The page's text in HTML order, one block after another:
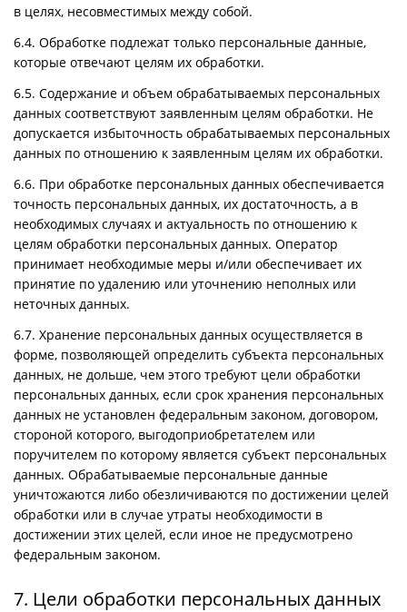
в целях, несовместимых между собой.
6.4. Обработке подлежат только персональные данные,
которые отвечают целям их обработки.
6.5. Содержание и объем обрабатываемых персональных
данных соответствуют заявленным целям обработки. Не
допускается избыточность обрабатываемых персональных
данных по отношению к заявленным целям их обработки.
6.6. При обработке персональных данных обеспечивается
точность персональных данных, их достаточность, а в
необходимых случаях и актуальность по отношению к
целям обработки персональных данных. Оператор
принимает необходимые меры и/или обеспечивает их
принятие по удалению или уточнению неполных или
неточных данных.
6.7. Хранение персональных данных осуществляется в
форме, позволяющей определить субъекта персональных
данных, не дольше, чем этого требуют цели обработки
персональных данных, если срок хранения персональных
данных не установлен федеральным законом, договором,
стороной которого, выгодоприобретателем или
поручителем по которому является субъект персональных
данных. Обрабатываемые персональные данные
уничтожаются либо обезличиваются по достижении целей
обработки или в случае утраты необходимости в
достижении этих целей, если иное не предусмотрено
федеральным законом.
7. Цели обработки персональных данных